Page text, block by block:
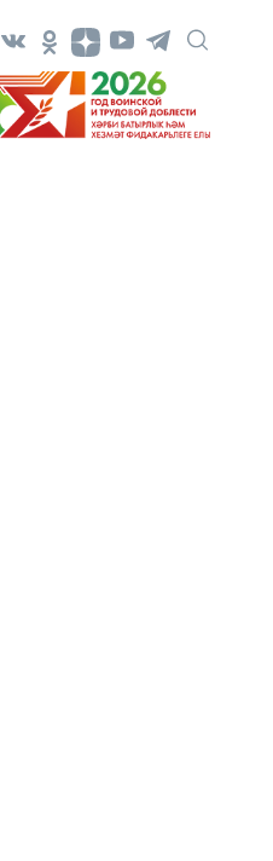
Нормативно-правовые